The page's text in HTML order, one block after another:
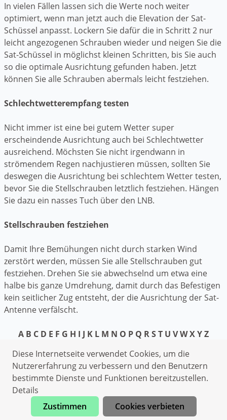
In vielen Fällen lassen sich die Werte noch weiter
optimiert, wenn man jetzt auch die Elevation der Sat-
Schüssel anpasst. Lockern Sie dafür die in Schritt 2 nur
leicht angezogenen Schrauben wieder und neigen Sie die
Sat-Schüssel in möglichst kleinen Schritten, bis Sie auch
so die optimale Ausrichtung gefunden haben. Jetzt
können Sie alle Schrauben abermals leicht festziehen.
Schlechtwetterempfang testen
Nicht immer ist eine bei gutem Wetter super
erscheindende Ausrichtung auch bei Schlechtwetter
ausreichend. Möchsten Sie nicht irgendwann in
strömendem Regen nachjustieren müssen, sollten Sie
deswegen die Ausrichtung bei schlechtem Wetter testen,
bevor Sie die Stellschrauben letztlich festziehen. Hängen
Sie dazu ein nasses Tuch über den LNB.
Stellschrauben festziehen
Damit Ihre Bemühungen nicht durch starken Wind
zerstört werden, müssen Sie alle Stellschrauben gut
festziehen. Drehen Sie sie abwechselnd um etwa eine
halbe bis ganze Umdrehung, damit durch das Befestigen
kein seitlicher Zug entsteht, der die Ausrichtung der Sat-
Antenne verfälscht.
A B C D E F G H I J K L M N O P Q RST U VWXYZ
Datenschutzerklärung
Impressum
Elektriker Kettenkamp
Klempner Kettenkamp
Sanitärhilfe Kettenkamp
Jetzt anrufen
Diese Internetseite verwendet Cookies, um die
Nutzererfahrung zu verbessern und den Benutzern
bestimmte Dienste und Funktionen bereitzustellen.
Details
Zustimmen
Cookies verbieten